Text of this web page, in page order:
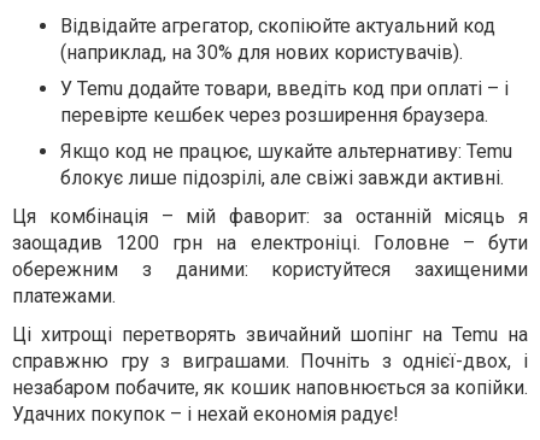
Відвідайте агрегатор, скопіюйте актуальний код
(наприклад, на 30% для нових користувачів).
У Temu додайте товари, введіть код при оплаті – і
перевірте кешбек через розширення браузера.
Якщо код не працює, шукайте альтернативу: Temu
блокує лише підозрілі, але свіжі завжди активні.
Ця комбінація – мій фаворит: за останній місяць я
заощадив 1200 грн на електроніці. Головне – бути
обережним з даними: користуйтеся захищеними
платежами.
Ці хитрощі перетворять звичайний шопінг на Temu на
справжню гру з виграшами. Почніть з однієї-двох, і
незабаром побачите, як кошик наповнюється за копійки.
Удачних покупок – і нехай економія радує!